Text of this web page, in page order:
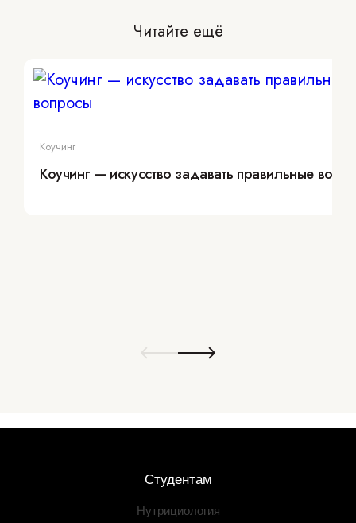
Читайте ещё
Коучинг
Коучинг — искусство задавать правильные
Студентам
Нутрициология